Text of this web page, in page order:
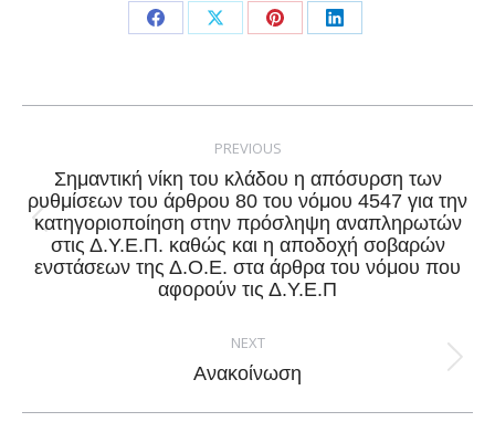
Share
Facebook
Share
X
Share
Pinterest
Share
LinkedIn
PREVIOUS
Previous
post:
Σημαντική νίκη του κλάδου η απόσυρση των
ρυθμίσεων του άρθρου 80 του νόμου 4547 για την
κατηγοριοποίηση στην πρόσληψη αναπληρωτών
στις Δ.Υ.Ε.Π. καθώς και η αποδοχή σοβαρών
ενστάσεων της Δ.Ο.Ε. στα άρθρα του νόμου που
αφορούν τις Δ.Υ.Ε.Π
NEXT
Next
Ανακοίνωση